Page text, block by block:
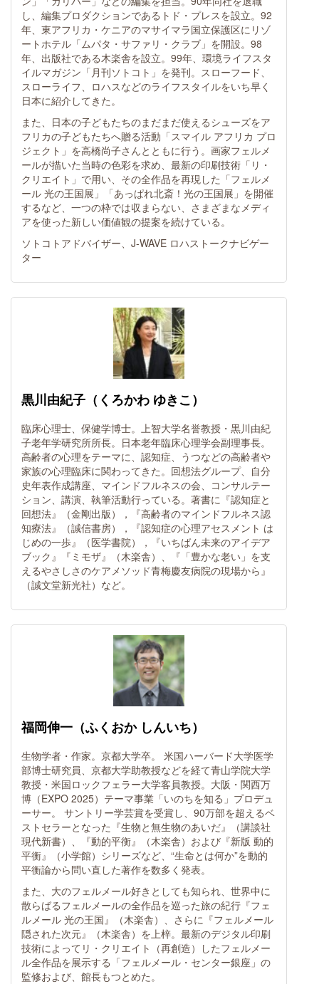
し、編集プロダクションであるトド・プレスを設立。92
年、東アフリカ・ケニアのマサイマラ国立保護区にリゾ
ートホテル「ムパタ・サファリ・クラブ」を開設。98
年、出版社である木楽舎を設立。99年、環境ライフスタ
イルマガジン「月刊ソトコト」を発刊。スローフード、
スローライフ、ロハスなどのライフスタイルをいち早く
日本に紹介してきた。
また、日本の子どもたちのまだまだ使えるシューズをア
フリカの子どもたちへ贈る活動「スマイル アフリカ プロ
ジェクト」を高橋尚子さんとともに行う。画家フェルメ
ールが描いた当時の色彩を求め、最新の印刷技術「リ・
クリエイト」で用い、その全作品を再現した「フェルメ
ール 光の王国展」「あっぱれ北斎！光の王国展」を開催
するなど、一つの枠では収まらない、さまざまなメディ
アを使った新しい価値観の提案を続けている。
ソトコトアドバイザー、J-WAVE ロハストークナビゲー
ター
黒川由紀子（くろかわ ゆきこ）
臨床心理士、保健学博士。上智大学名誉教授・黒川由紀
子老年学研究所所長。日本老年臨床心理学会副理事長。
高齢者の心理をテーマに、認知症、うつなどの高齢者や
家族の心理臨床に関わってきた。回想法グループ、自分
史年表作成講座、マインドフルネスの会、コンサルテー
ション、講演、執筆活動行っている。著書に『認知症と
回想法』（金剛出版），『高齢者のマインドフルネス認
知療法』（誠信書房），『認知症の心理アセスメント は
じめの一歩』（医学書院），『いちばん未来のアイデア
ブック』『ミモザ』（木楽舎）、『「豊かな老い」を支
えるやさしさのケアメソッド青梅慶友病院の現場から』
（誠文堂新光社）など。
福岡伸一（ふくおか しんいち）
生物学者・作家。京都大学卒。 米国ハーバード大学医学
部博士研究員、京都大学助教授などを経て青山学院大学
教授・米国ロックフェラー大学客員教授。大阪・関西万
博（EXPO 2025）テーマ事業「いのちを知る」プロデュ
ーサー。 サントリー学芸賞を受賞し、90万部を超えるベ
ストセラーとなった『生物と無生物のあいだ』（講談社
現代新書）、『動的平衡』（木楽舎）および『新版 動的
平衡』（小学館）シリーズなど、“生命とは何か”を動的
平衡論から問い直した著作を数多く発表。
また、大のフェルメール好きとしても知られ、世界中に
散らばるフェルメールの全作品を巡った旅の紀行『フェ
ルメール 光の王国』（木楽舎）、さらに『フェルメール
隠された次元』（木楽舎）を上梓。最新のデジタル印刷
技術によってリ・クリエイト（再創造）したフェルメー
ル全作品を展示する「フェルメール・センター銀座」の
監修および、館長もつとめた。